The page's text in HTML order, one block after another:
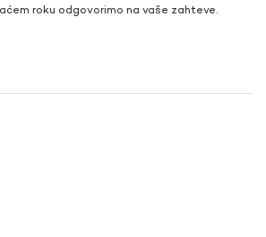
roku odgovorimo na vaše zahteve.